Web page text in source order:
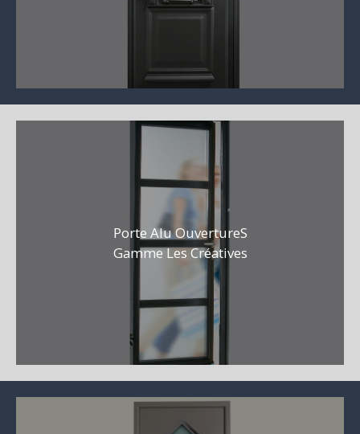
Porte Alu OuvertureS
Gamme Les Créatives